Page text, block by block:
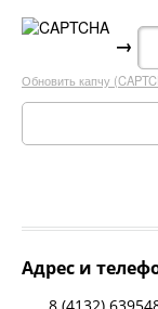
→
Обновить капчу
Адрес и